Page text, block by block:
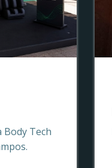
Body Tech